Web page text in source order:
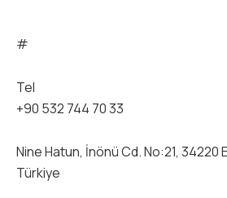
#
Tel
+90 532 744 70 33
Nine Hatun, İnönü Cd. No:21,
Türkiye